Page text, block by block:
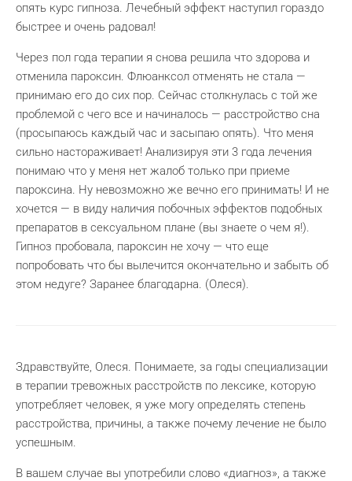
опять курс гипноза. Лечебный эффект наступил гораздо
быстрее и очень радовал!
Через пол года терапии я снова решила что здорова и
отменила пароксин. Флюанксол отменять не стала —
принимаю его до сих пор. Сейчас столкнулась с той же
проблемой с чего все и начиналось — расстройство сна
(просыпаюсь каждый час и засыпаю опять). Что меня
сильно настораживает! Анализируя эти 3 года лечения
понимаю что у меня нет жалоб только при приеме
пароксина. Ну невозможно же вечно его принимать! И не
хочется — в виду наличия побочных эффектов подобных
препаратов в сексуальном плане (вы знаете о чем я!).
Гипноз пробовала, пароксин не хочу — что еще
попробовать что бы вылечится окончательно и забыть об
этом недуге? Заранее благодарна. (Олеся).
Здравствуйте, Олеся. Понимаете, за годы специализации
в терапии тревожных расстройств по лексике, которую
употребляет человек, я уже могу определять степень
расстройства, причины, а также почему лечение не было
успешным.
В вашем случае вы употребили слово «диагноз», а также